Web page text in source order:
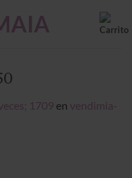
1709 en vendimia-